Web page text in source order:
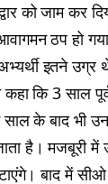
को जाम कर
ठप हो
इतने
कि 3 साल
के बाद भी
है। मजबूरी में
बाद में